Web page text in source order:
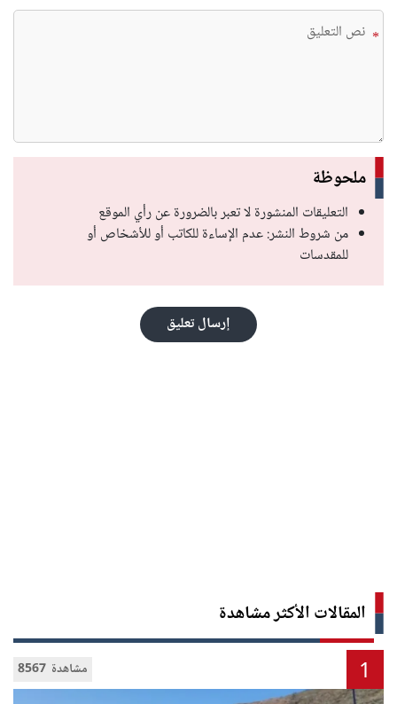
*
ملحوظة
التعليقات المنشورة لا تعبر بالضرورة عن رأي الموقع
من شروط النشر: عدم الإساءة للكاتب أو للأشخاص أو
للمقدسات
إرسال تعليق
المقالات الأكثر مشاهدة
8567 مشاهدة 1